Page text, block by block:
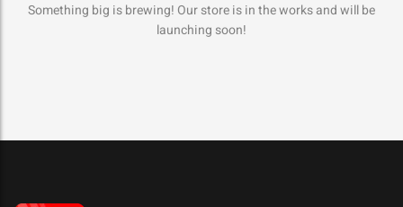
Something big is brewing! Our store is in the works and will be
launching soon!